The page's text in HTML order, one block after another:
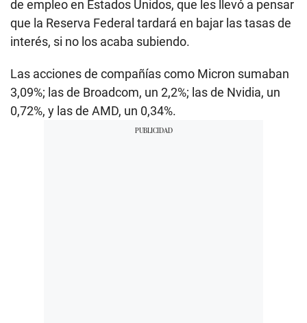
de empleo en Estados Unidos, que les llevó a pensar
que la Reserva Federal tardará en bajar las tasas de
interés, si no los acaba subiendo.
Las acciones de compañías como Micron sumaban
3,09%; las de Broadcom, un 2,2%; las de Nvidia, un
0,72%, y las de AMD, un 0,34%.